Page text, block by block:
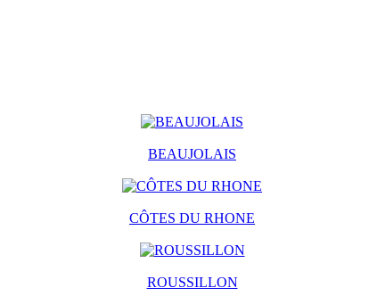
BEAUJOLAIS
CÔTES DU RHONE
ROUSSILLON